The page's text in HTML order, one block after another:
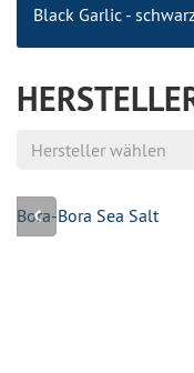
Black Garlic -
Hersteller wählen
Bora-Bora Sea Salt